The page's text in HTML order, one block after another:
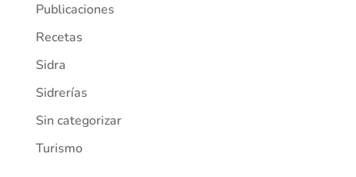
Publicaciones
Recetas
Sidra
Sidrerías
Sin categorizar
Turismo